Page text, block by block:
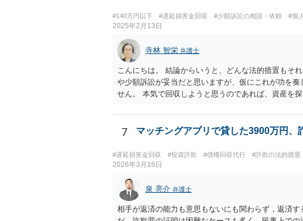
#140万円以下 #遅延損害金回収 #少額訴訟の相談・依頼 #個
2025年2月13日
寺林 智栄 弁護士
こんにちは。 結論からいうと、どんな法的措置もそ
や少額訴訟が妥当だと思いますが、仮にこれが功を
せん。 本気で回収しようと思うのであれば、資産を
7 マッチングアプリで貸した3900万円、
#遅延損害金回収 #投資詐欺 #債権回収代行 #詐欺の法的措置
2026年3月16日
泉 亮介 弁護士
相手が返済の能力も意思もないにも関わらず，返済